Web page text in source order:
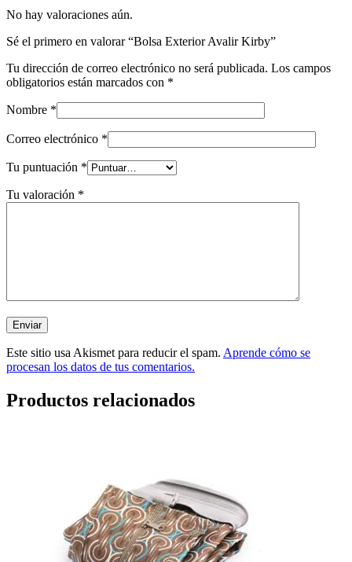
No hay valoraciones aún.
Sé el primero en valorar “Bolsa Exterior Avalir Kirby”
Tu dirección de correo electrónico no será publicada. Los campos
obligatorios están marcados con *
Nombre *
Correo electrónico *
Tu puntuación *
Tu valoración *
Este sitio usa Akismet para reducir el spam. Aprende cómo se
procesan los datos de tus comentarios.
Productos relacionados